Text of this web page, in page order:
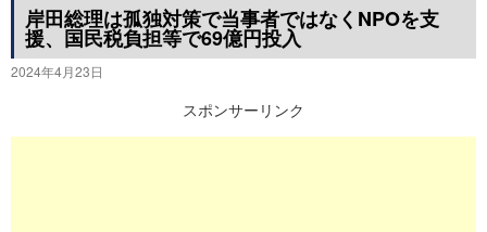
キ
ッ
岸田総理は孤独対策で当事者ではなくNPOを支
援、国民税負担等で69億円投入
2024年4月23日
スポンサーリンク